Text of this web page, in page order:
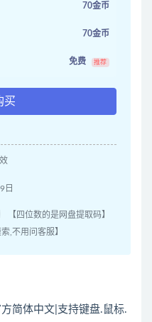
70金币
70金币
免费 推荐
买
日
【四位数的是网盘提取码】
,不用问客服】
简体中文|支持键盘.鼠标.